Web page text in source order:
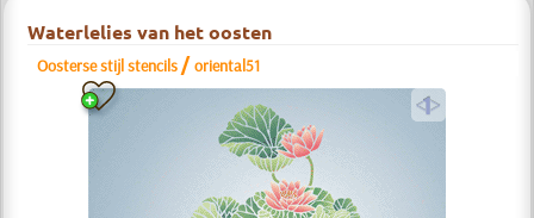
Waterlelies van het oosten
Oosterse stijl stencils /oriental51
a